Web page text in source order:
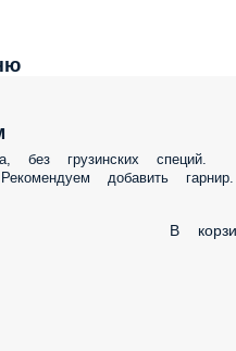
специй. Дополняем
гарнир.
В